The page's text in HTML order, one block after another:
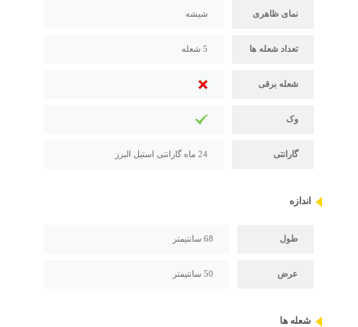
نمای ظاهری شیشه
تعداد شعله ها 5 شعله
شعله برقی
وک
گارانتی 24 ماه گارانتی استیل البرز
اندازه
طول 68 سانتیمتر
عرض 50 سانتیمتر
شعله ها